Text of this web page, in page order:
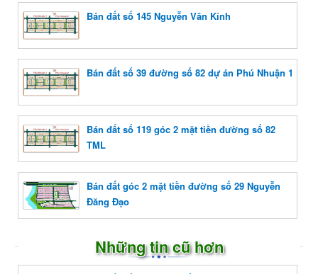
Bán đất số 145 Nguyễn Văn Kỉnh
Bán đất số 39 đường số 82 dự án Phú Nhuận 1
Bán đất số 119 góc 2 mặt tiền đường số 82
TML
Bán đất góc 2 mặt tiền đường số 29 Nguyễn
Đăng Đạo
Những tin cũ hơn